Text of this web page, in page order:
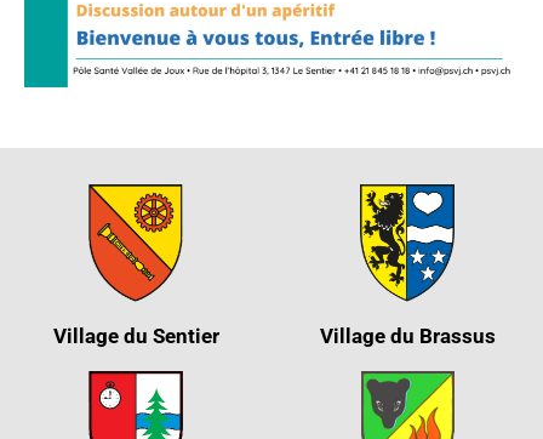
Village du Sentier Village du Brassus